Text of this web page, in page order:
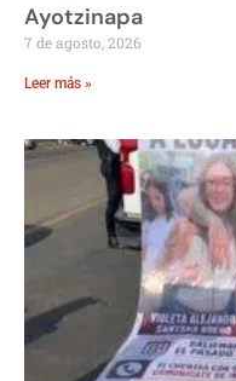
Ayotzinapa
7 de agosto, 2026
Leer más »